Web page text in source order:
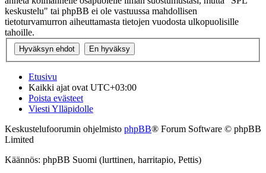
keskustelu" tai phpBB ei ole vastuussa mahdollisen
tietoturvamurron aiheuttamasta tietojen vuodosta ulkopuolisille
tahoille.
Etusivu
Kaikki ajat ovat UTC+03:00
Poista evästeet
Viesti Ylläpidolle
Keskustelufoorumin ohjelmisto phpBB® Forum Software © phpBB
Limited
Käännös: phpBB Suomi (lurttinen, harritapio, Pettis)